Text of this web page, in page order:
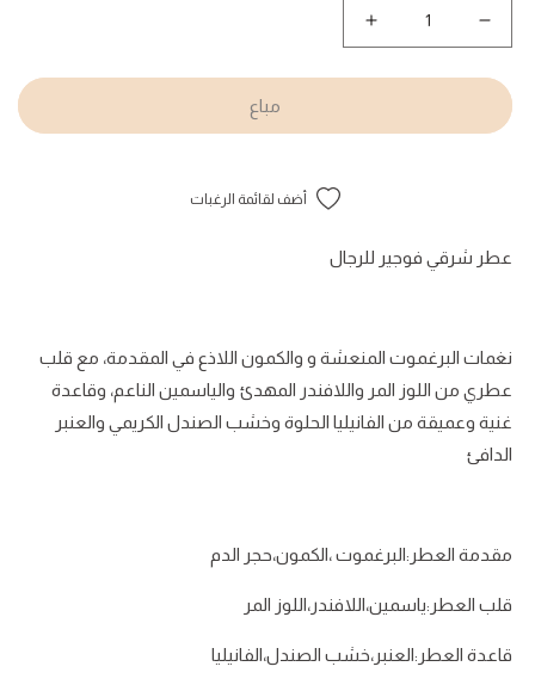
كمية
PEGASUS
زيادة
كمية
PEGASUS
مباع
أضف لقائمة الرغبات
عطر شرقي فوجير للرجال
نغمات البرغموت المنعشة و والكمون اللاذع في المقدمة، مع قلب
عطري من اللوز المر واللافندر المهدئ والياسمين الناعم، وقاعدة
غنية وعميقة من الفانيليا الحلوة وخشب الصندل الكريمي والعنبر
الدافئ
مقدمة العطر:البرغموت ،الكمون،حجر الدم
قلب العطر:ياسمين،اللافندر،اللوز المر
قاعدة العطر:العنبر،خشب الصندل،الفانيليا